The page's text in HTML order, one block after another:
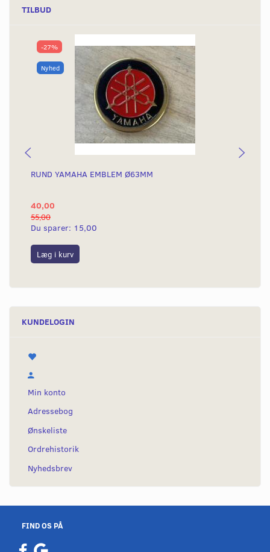
TILBUD
-27%
Nyhed
RUND YAMAHA EMBLEM Ø63MM
40,00
55,00
Du sparer: 15,00
Læg i kurv
KUNDELOGIN
Min konto
Adressebog
Ønskeliste
Ordrehistorik
Nyhedsbrev
FIND OS PÅ